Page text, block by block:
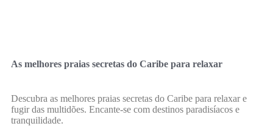
As melhores praias secretas do Caribe para relaxar
Descubra as melhores praias secretas do Caribe para relaxar e
fugir das multidões. Encante-se com destinos paradisíacos e
tranquilidade.